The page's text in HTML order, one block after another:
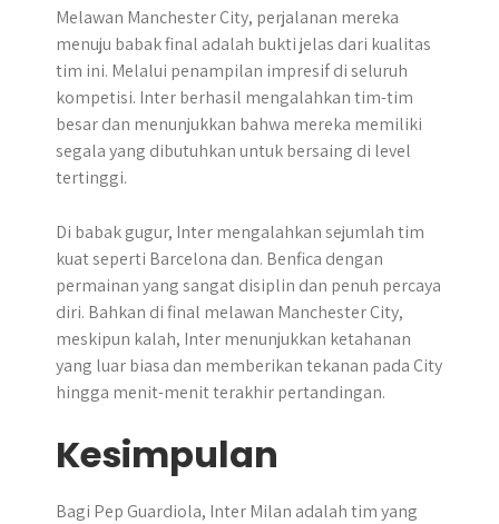
Melawan Manchester City, perjalanan mereka
menuju babak final adalah bukti jelas dari kualitas
tim ini. Melalui penampilan impresif di seluruh
kompetisi. Inter berhasil mengalahkan tim-tim
besar dan menunjukkan bahwa mereka memiliki
segala yang dibutuhkan untuk bersaing di level
tertinggi.
Di babak gugur, Inter mengalahkan sejumlah tim
kuat seperti Barcelona dan. Benfica dengan
permainan yang sangat disiplin dan penuh percaya
diri. Bahkan di final melawan Manchester City,
meskipun kalah, Inter menunjukkan ketahanan
yang luar biasa dan memberikan tekanan pada City
hingga menit-menit terakhir pertandingan.
Kesimpulan
Bagi Pep Guardiola, Inter Milan adalah tim yang